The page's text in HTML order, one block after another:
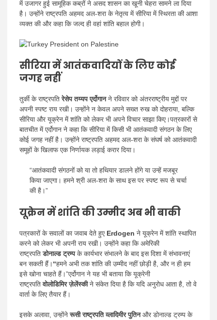
में उजागर हुई सामूहिक कब्रों ने असद शासन का खूनी चेहरा सामने ला दिया
है। उन्होंने राष्ट्रपति अहमद अल-शरा के नेतृत्व में सीरिया में स्थिरता की आशा
व्यक्त की और कहा कि जल्द ही वहां शांति बहाल होगी।
सीरिया में आतंकवादियों के लिए कोई
जगह नहीं
तुर्की के राष्ट्रपतिरेसेप तय्यप एर्दोगानने रविवार को अंतरराष्ट्रीय मुद्दों पर
अपनी स्पष्ट राय रखी। उन्होंने न केवल अपने सख्त रुख को दोहराया, बल्कि
सीरिया और यूक्रेन में शांति को लेकर भी अपने विचार साझा किए।पत्रकारों से
बातचीत में एर्दोगान ने कहा कि सीरिया में किसी भी आतंकवादी संगठन के लिए
कोई जगह नहीं है। उन्होंने राष्ट्रपति अहमद अल-शरा के संघर्ष को आतंकवादी
समूहों के खिलाफ एक निर्णायक लड़ाई करार दिया।
“आतंकवादी संगठनों को या तो हथियार डालने होंगे या उन्हें मजबूर
किया जाएगा। हमने श्री अल-शरा के साथ इस पर स्पष्ट रूप से चर्चा
की है।”
यूक्रेन में शांति की उम्मीद अब भी बाकी
पत्रकारों के सवालों का जवाब देते हुए Erdogen ने यूक्रेन में शांति स्थापित
करने को लेकर भी अपनी राय रखी। उन्होंने कहा कि अमेरिकी
राष्ट्रपतिडोनाल्ड ट्रम्पके कार्यभार संभालने के बाद इस दिशा में संभावनाएं
बन सकती हैं।“हमने अभी तक शांति की उम्मीद नहीं छोड़ी है, और न ही हम
इसे खोना चाहते हैं।”एर्दोगान ने यह भी बताया कि यूक्रेनी
राष्ट्रपतिवोलोडिमिर ज़ेलेंस्कीने संकेत दिया है कि यदि अनुरोध आता है, तो वे
वार्ता के लिए तैयार हैं।
इसके अलावा, उन्होंनेरूसी राष्ट्रपति व्लादिमीर पुतिनऔर डोनाल्ड ट्रम्प के